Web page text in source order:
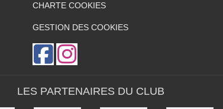
CHARTE COOKIES
GESTION DES COOKIES
LES PARTENAIRES DU CLUB